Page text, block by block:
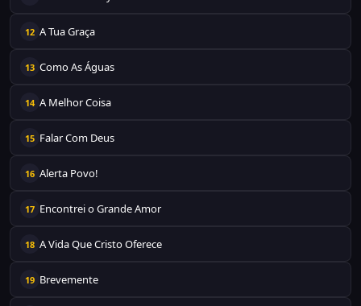
12 A Tua Graça
13 Como As Águas
14 A Melhor Coisa
15 Falar Com Deus
16 Alerta Povo!
17 Encontrei o Grande Amor
18 A Vida Que Cristo Oferece
19 Brevemente